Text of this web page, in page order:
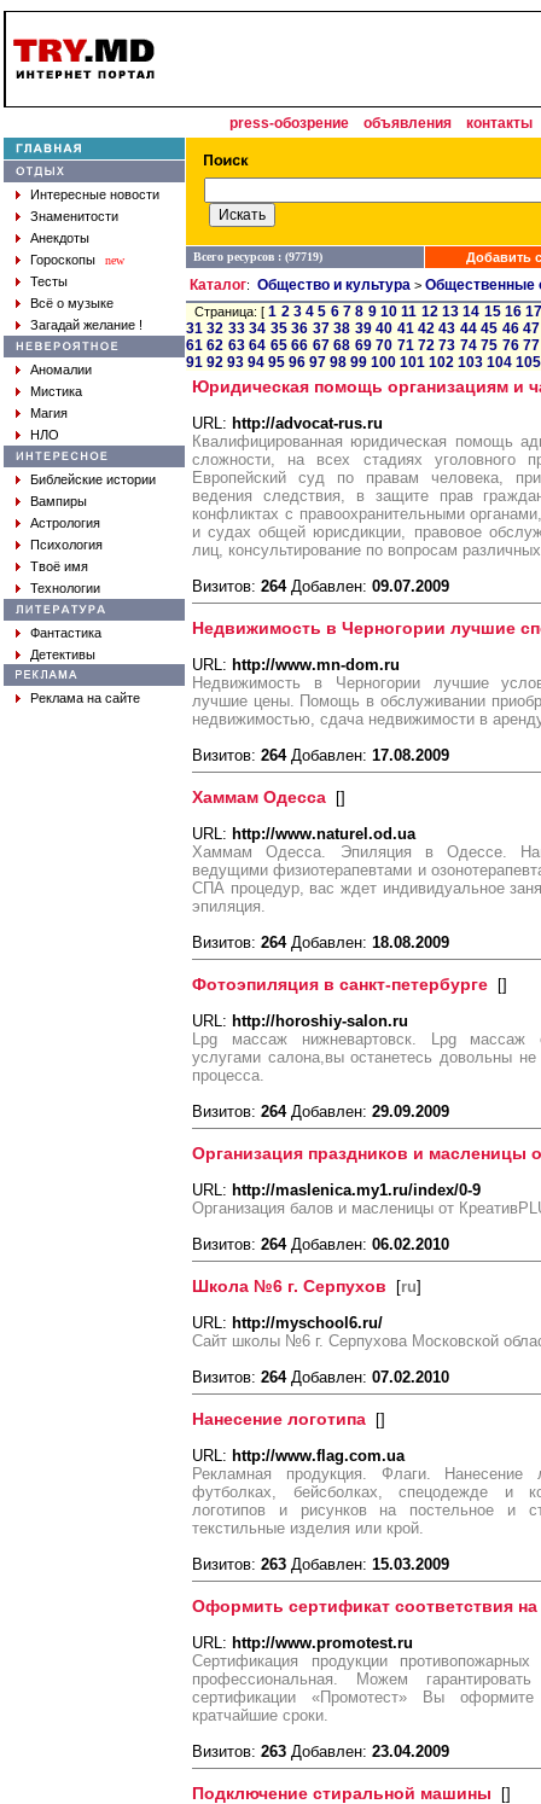
press-обозрение объявления контакты
Интересные новости
Знаменитости
Анекдоты
Гороскопы
new
Тесты
Всё о музыке
Загадай желание !
Аномалии
Мистика
Магия
НЛО
Библейские истории
Вампиры
Астрология
Психология
Твоё имя
Технологии
Фантастика
Детективы
Реклама на сайте
Всего ресурсов : (97719) Добавить
Каталог: Общество и культура > Общественные
Страница: [1 2 3 4 5 6 7 8 9 10 11 12 13 14 15 16
31 32 33 34 35 36 37 38 39 40 41 42 43 44 45 46 47
61 62 63 64 65 66 67 68 69 70 71 72 73 74 75 76 77
91 92 93 94 95 96 97 98 99 100 101 102 103 104 105
Юридическая помощь организациям и
URL: http://advocat-rus.ru
Квалифицированная юридическая помощь
сложности, на всех стадиях уголовного
Европейский суд по правам человека,
ведения следствия, в защите прав
конфликтах с правоохранительными
и судах общей юрисдикции, правовое
лиц, консультирование по вопросам
Визитов: 264Добавлен: 09.07.2009
Недвижимость в Черногории лучшие
URL: http://www.mn-dom.ru
Недвижимость в Черногории лучшие
лучшие цены. Помощь в обслуживании
недвижимостью, сдача недвижимости в
Визитов: 264Добавлен: 17.08.2009
Хаммам Одесса []
URL: http://www.naturel.od.ua
Хаммам Одесса. Эпиляция в Одессе.
ведущими физиотерапевтами и
СПА процедур, вас ждет индивидуальное
эпиляция.
Визитов: 264Добавлен: 18.08.2009
Фотоэпиляция в санкт-петербурге []
URL: http://horoshiy-salon.ru
Lpg массаж нижневартовск. Lpg массаж
услугами салона,вы останетесь довольны
процесса.
Визитов: 264Добавлен: 29.09.2009
Организация праздников и масленицы
URL: http://maslenica.my1.ru/index/0-9
Организация балов и масленицы от
Визитов: 264Добавлен: 06.02.2010
Школа №6 г. Серпухов [ru]
URL: http://myschool6.ru/
Сайт школы №6 г. Серпухова Московской
Визитов: 264Добавлен: 07.02.2010
Нанесение логотипа []
URL: http://www.flag.com.ua
Рекламная продукция. Флаги.
футболках, бейсболках, спецодежде и
логотипов и рисунков на постельное и
текстильные изделия или крой.
Визитов: 263 Добавлен: 15.03.2009
Оформить сертификат соответствия на
URL: http://www.promotest.ru
Сертификация продукции
профессиональная. Можем
сертификации «Промотест» Вы
кратчайшие сроки.
Визитов: 263 Добавлен: 23.04.2009
Подключение стиральной машины []